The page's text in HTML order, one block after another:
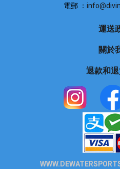
電郵 ：
運送
關於
退款和